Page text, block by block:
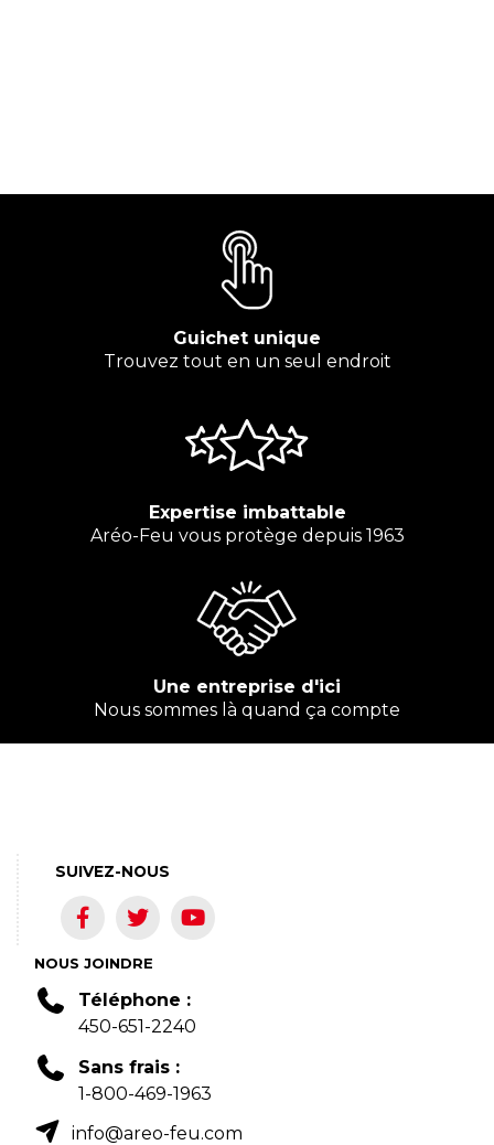
Guichet unique
Trouvez tout en un seul endroit
Expertise imbattable
Aréo-Feu vous protège depuis 1963
Une entreprise d'ici
Nous sommes là quand ça compte
NOUS JOINDRE
Téléphone :
450-651-2240
Sans frais :
1-800-469-1963
info@areo-feu.com
SUIVEZ-NOUS